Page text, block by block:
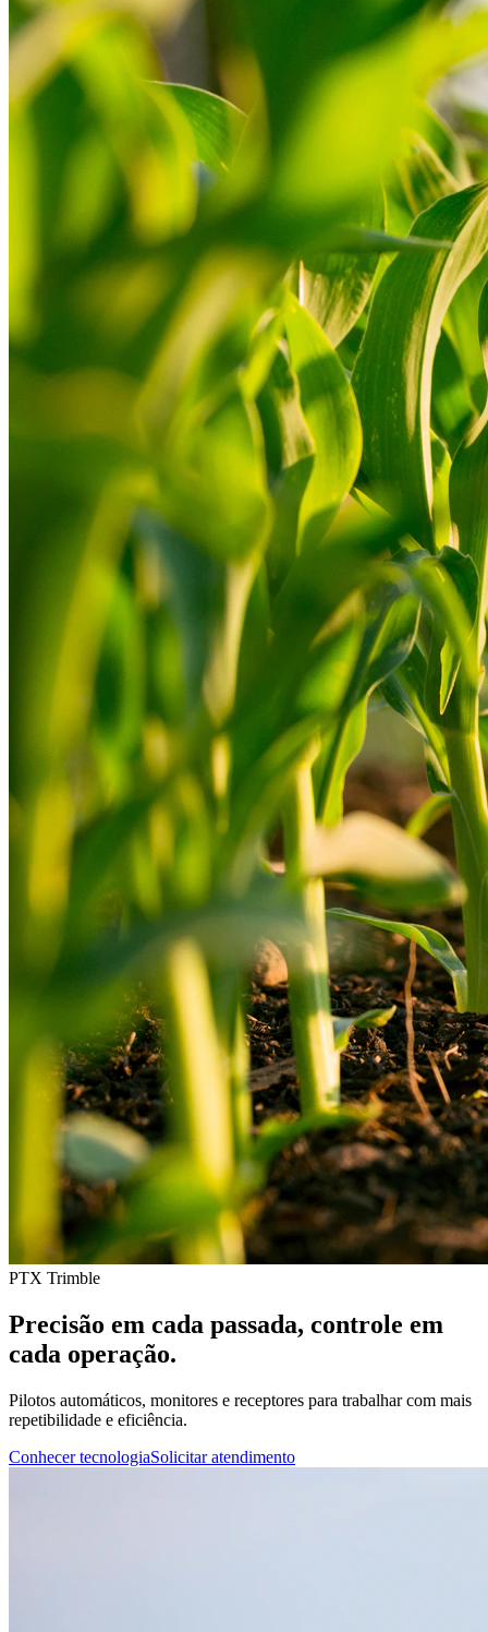
PTX Trimble
Precisão em cada passada, controle em
cada operação.
Pilotos automáticos, monitores e receptores para trabalhar com mais
repetibilidade e eficiência.
Conhecer tecnologiaSolicitar atendimento